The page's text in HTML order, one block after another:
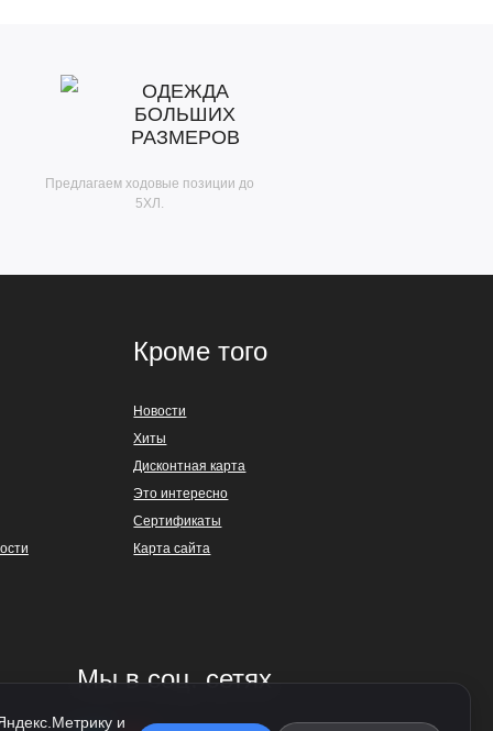
ОДЕЖДА
БОЛЬШИХ
РАЗМЕРОВ
Предлагаем ходовые позиции до
5ХЛ.
Кроме того
Новости
Хиты
Дисконтная карта
Это интересно
Сертификаты
Карта сайта
Мы в соц. сетях
и